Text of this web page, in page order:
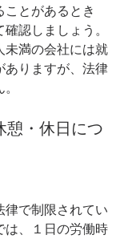
とがあるとき
認しましょう。
未満の会社には就
ありますが、法律
憩・休日につ
律で制限されてい
は、１日の労働時